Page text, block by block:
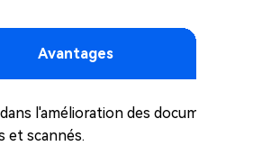
Avantages
l'amélioration des documents
et scannés.